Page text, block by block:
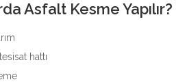
Asfalt Kesme Yapılır?
hattı